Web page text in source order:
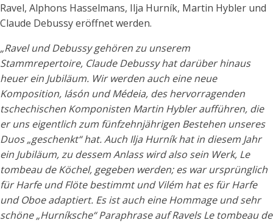
Ravel, Alphons Hasselmans, Ilja Hurník, Martin Hybler und
Claude Debussy eröffnet werden.
„Ravel und Debussy gehören zu unserem
Stammrepertoire, Claude Debussy hat darüber hinaus
heuer ein Jubiläum. Wir werden auch eine neue
Komposition, Iásón und Médeia, des hervorragenden
tschechischen Komponisten Martin Hybler aufführen, die
er uns eigentlich zum fünfzehnjährigen Bestehen unseres
Duos „geschenkt“ hat. Auch Ilja Hurník hat in diesem Jahr
ein Jubiläum, zu dessem Anlass wird also sein Werk, Le
tombeau de Köchel, gegeben werden; es war ursprünglich
für Harfe und Flöte bestimmt und Vilém hat es für Harfe
und Oboe adaptiert. Es ist auch eine Hommage und sehr
schöne „Hurníksche“ Paraphrase auf Ravels Le tombeau de